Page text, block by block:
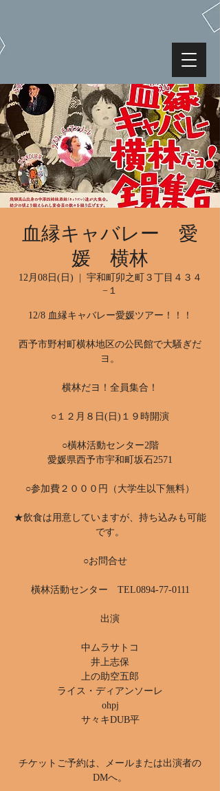
血縁キャバレー 愛
媛 横林
12月08日(日)
宇和町卯之町３丁目４３４
−１
12/8 血縁キャバレー愛媛ツアー！！！
西予市野村町横林地区の公民館で大騒ぎだ
ヨ。
横林だヨ！全員集合！
○１２月８日(日)１９時開演
○橫林活動センター2階
愛媛県西予市宇和町坂石2571
○参加費２０００円（大学生以下無料）
★飲食は用意していますが、持ち込みも可能
です。
○お問合せ
橫林活動センター TEL0894-77-0111
出演
中ムラサトコ
井上志保
上の助空五郎
ライス・ディアンソーレ
ohpj
サ々キDUB平
チケットご予約は、メールまたは出演者の
DMへ。